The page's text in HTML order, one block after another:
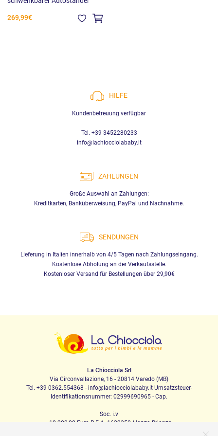
269,99€
HILFE
Kundenbetreuung verfügbar
Tel. +39 3452280233
info@lachiocciolababy.it
ZAHLUNGEN
Große Auswahl an Zahlungen:
Kreditkarten, Banküberweisung, PayPal und Nachnahme.
SENDUNGEN
Lieferung in Italien innerhalb von 4/5 Tagen nach Zahlungseingang.
Kostenlose Abholung an der Verkaufsstelle.
Kostenloser Versand für Bestellungen über 29,90€
La Chiocciola Srl
Via Circonvallazione, 16 - 20814 Varedo (MB)
Tel. +39 0362.554368 - info@lachiocciolababy.it Umsatzsteuer-
Identifikationsnummer: 02999690965 - Cap.
Soc. i.v
. 10.200,00 Euro R.E.A. 1622350 Monza Brianza